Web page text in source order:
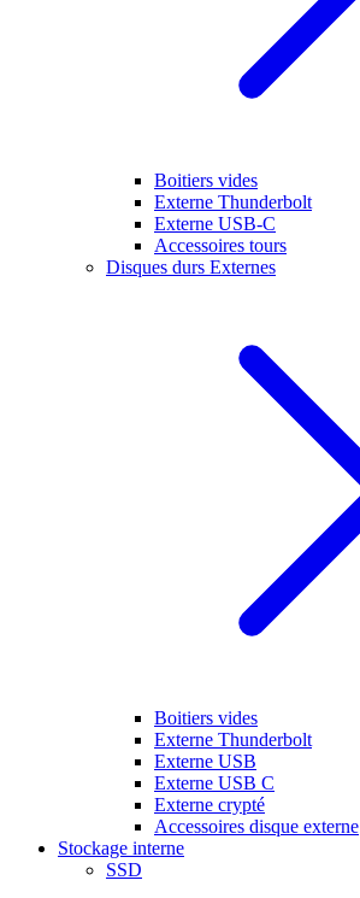
Boitiers vides
Externe Thunderbolt
Externe USB-C
Accessoires tours
Disques durs Externes
Boitiers vides
Externe Thunderbolt
Externe USB
Externe USB C
Externe crypté
Accessoires disque externe
Stockage interne
SSD